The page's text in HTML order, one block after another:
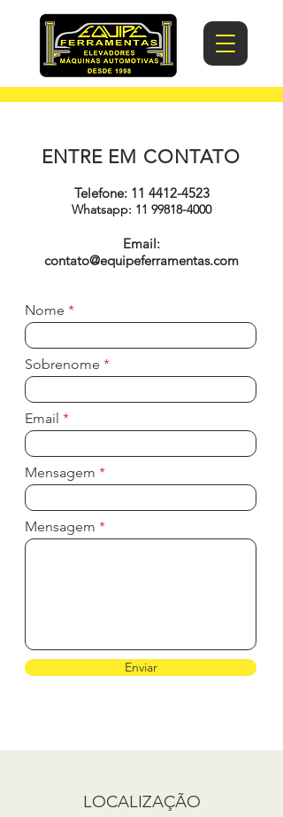
Telefone: 11 4412-4523
Whatsapp: 11 99818-4000
Email:
contato@equipeferramentas.com
Nome
Sobrenome
Email
Mensagem
Mensagem
Enviar
ENTRE EM CONTATO
LOCALIZAÇÃO